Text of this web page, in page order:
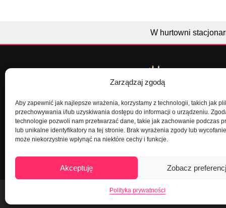
Zarządzaj zgodą
Aby zapewnić jak najlepsze wrażenia, korzystamy z technologii, takich jak
przechowywania i/lub uzyskiwania dostępu do informacji o urządzeniu.
technologie pozwoli nam przetwarzać dane, takie jak zachowanie podczas
lub unikalne identyfikatory na tej stronie. Brak wyrażenia zgody lub
może niekorzystnie wpłynąć na niektóre cechy i funkcje.
Akceptuję Zobacz
Polityka prywatności
W hurtowni
Dekoracje na torty i akcesoria imprezowe